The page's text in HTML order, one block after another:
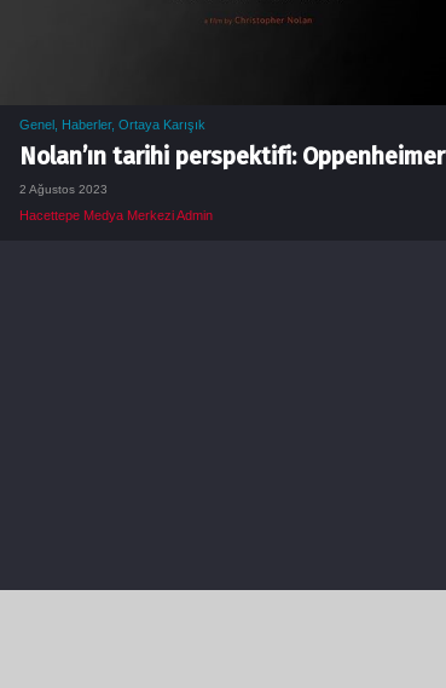
Genel Haberler, Ortaya Karışık
Nolan’ın tarihi perspektifi: Oppenheimer
2 Ağustos 2023
Hacettepe Medya Merkezi Admin